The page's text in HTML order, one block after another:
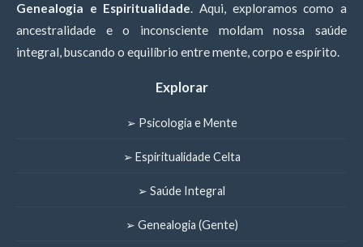
Genealogia e Espiritualidade. Aqui, exploramos como a
ancestralidade e o inconsciente moldam nossa saúde
integral, buscando o equilíbrio entre mente, corpo e espírito.
Explorar
➢ Psicologia e Mente
➢ Espiritualidade Celta
➢ Saúde Integral
➢ Genealogia (Gente)